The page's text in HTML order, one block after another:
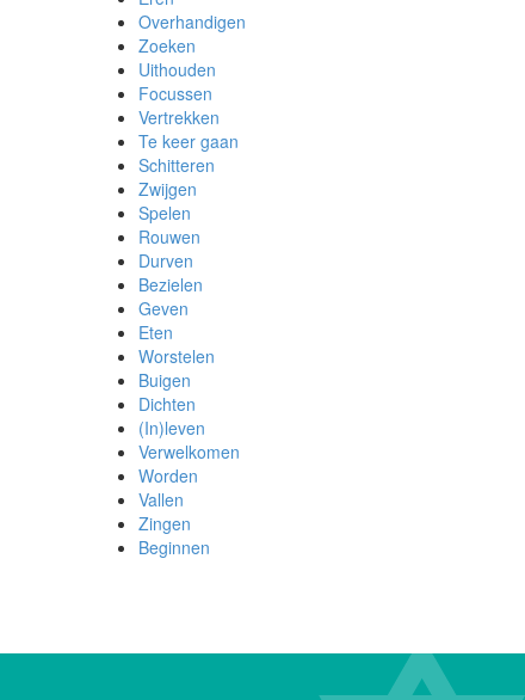
Overhandigen
Zoeken
Uithouden
Focussen
Vertrekken
Te keer gaan
Schitteren
Zwijgen
Spelen
Rouwen
Durven
Bezielen
Geven
Eten
Worstelen
Buigen
Dichten
(In)leven
Verwelkomen
Worden
Vallen
Zingen
Beginnen